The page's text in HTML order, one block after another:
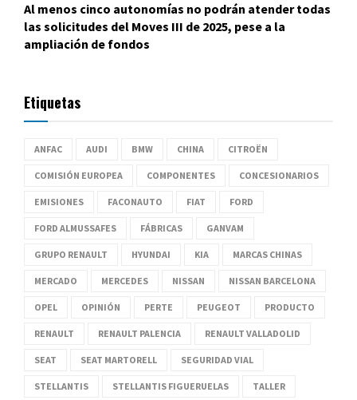
Al menos cinco autonomías no podrán atender todas
las solicitudes del Moves III de 2025, pese a la
ampliación de fondos
Etiquetas
ANFAC AUDI BMW CHINA CITROËN
COMISIÓN EUROPEA COMPONENTES CONCESIONARIOS
EMISIONES FACONAUTO FIAT FORD
FORD ALMUSSAFES FÁBRICAS GANVAM
GRUPO RENAULT HYUNDAI KIA MARCAS CHINAS
MERCADO MERCEDES NISSAN NISSAN BARCELONA
OPEL OPINIÓN PERTE PEUGEOT PRODUCTO
RENAULT RENAULT PALENCIA RENAULT VALLADOLID
SEAT SEAT MARTORELL SEGURIDAD VIAL
STELLANTIS STELLANTIS FIGUERUELAS TALLER